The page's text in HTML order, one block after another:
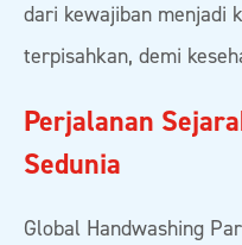
dari kewajiban menjadi
terpisahkan, demi
Perjalanan
Sedunia
Global Handwashing